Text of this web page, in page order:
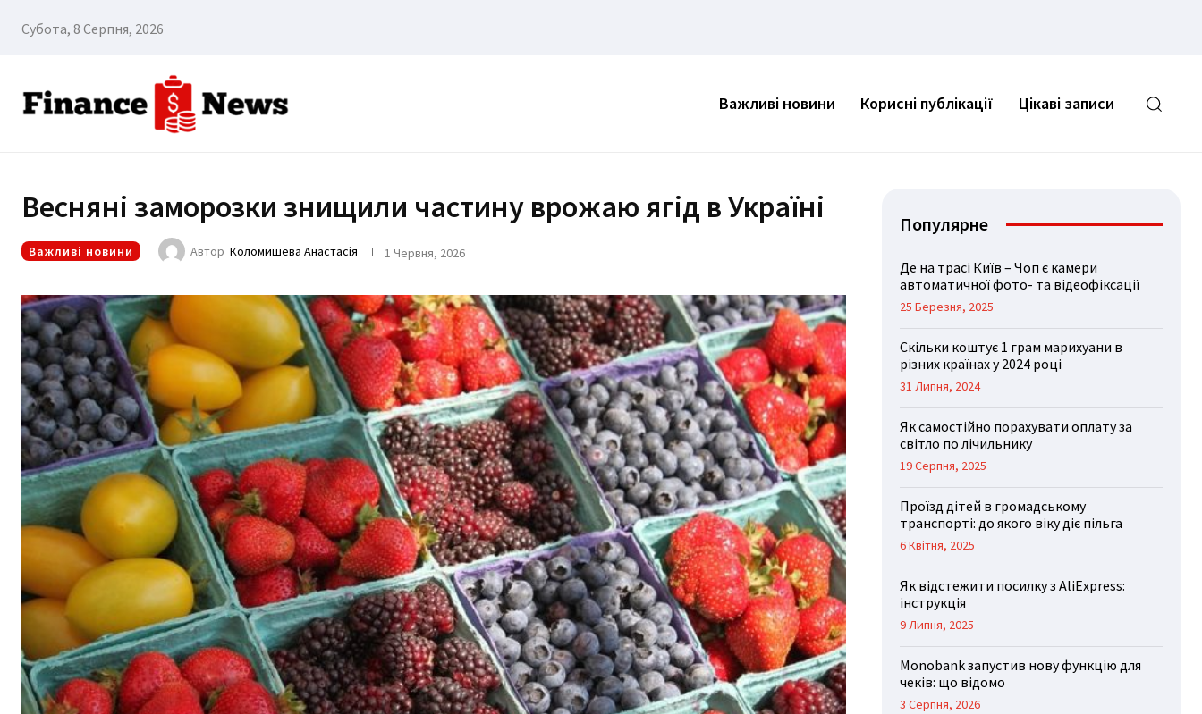
Субота, 8 Серпня, 2026
Важливі новини Корисні публікації Цікаві записи
Весняні заморозки знищили частину врожаю ягід в Україні
Важливі новини Автор Коломишева Анастасія 1 Червня, 2026
Популярне
Де на трасі Київ – Чоп є камери
автоматичної фото- та відеофіксації
25 Березня, 2025
Скільки коштує 1 грам марихуани в
різних країнах у 2024 році
31 Липня, 2024
Як самостійно порахувати оплату за
світло по лічильнику
19 Серпня, 2025
Проїзд дітей в громадському
транспорті: до якого віку діє пільга
6 Квітня, 2025
Як відстежити посилку з AliExpress:
інструкція
9 Липня, 2025
Monobank запустив нову функцію для
чеків: що відомо
3 Серпня, 2026